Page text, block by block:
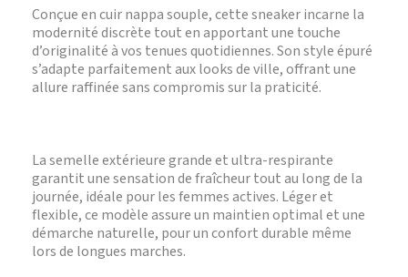
Conçue en cuir nappa souple, cette sneaker incarne la
modernité discrète tout en apportant une touche
d’originalité à vos tenues quotidiennes. Son style épuré
s’adapte parfaitement aux looks de ville, offrant une
allure raffinée sans compromis sur la praticité.
La semelle extérieure grande et ultra-respirante
garantit une sensation de fraîcheur tout au long de la
journée, idéale pour les femmes actives. Léger et
flexible, ce modèle assure un maintien optimal et une
démarche naturelle, pour un confort durable même
lors de longues marches.